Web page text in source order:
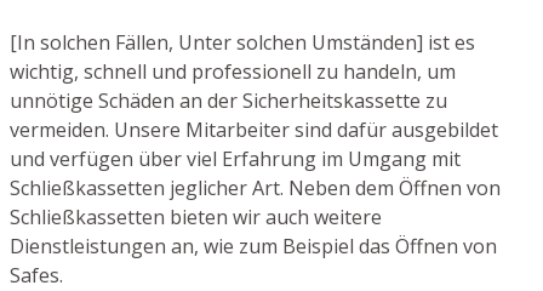
[In solchen Fällen, Unter solchen Umständen] ist es
wichtig, schnell und professionell zu handeln, um
unnötige Schäden an der Sicherheitskassette zu
vermeiden. Unsere Mitarbeiter sind dafür ausgebildet
und verfügen über viel Erfahrung im Umgang mit
Schließkassetten jeglicher Art. Neben dem Öffnen von
Schließkassetten bieten wir auch weitere
Dienstleistungen an, wie zum Beispiel das Öffnen von
Safes.